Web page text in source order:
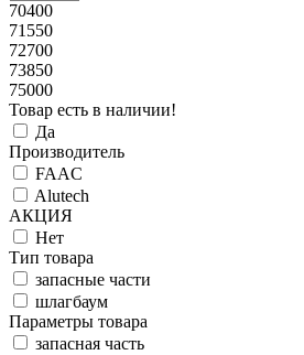
70400
71550
72700
73850
75000
Товар есть в наличии!
Да
Производитель
FAAC
Alutech
АКЦИЯ
Нет
Тип товара
запасные части
шлагбаум
Параметры товара
запасная часть